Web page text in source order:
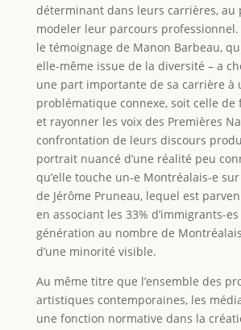
déterminant dans leurs carrières, au
modeler leur parcours professionnel.
le témoignage de Manon Barbeau,
elle-même issue de la diversité – a
une part importante de sa carrière à
problématique connexe, soit celle de
et rayonner les voix des Premières
confrontation de leurs discours
portrait nuancé d’une réalité peu
qu’elle touche un-e Montréalais-e
de Jérôme Pruneau, lequel est
en associant les 33% d’immigrants-
génération au nombre de
d’une minorité visible.
Au même titre que l’ensemble des
artistiques contemporaines, les
une fonction normative dans la